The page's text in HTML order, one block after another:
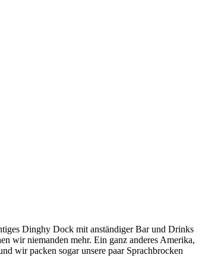
Dinghy Dock mit anständiger Bar und Drinks
wir niemanden mehr. Ein ganz anderes Amerika,
wir packen sogar unsere paar Sprachbrocken